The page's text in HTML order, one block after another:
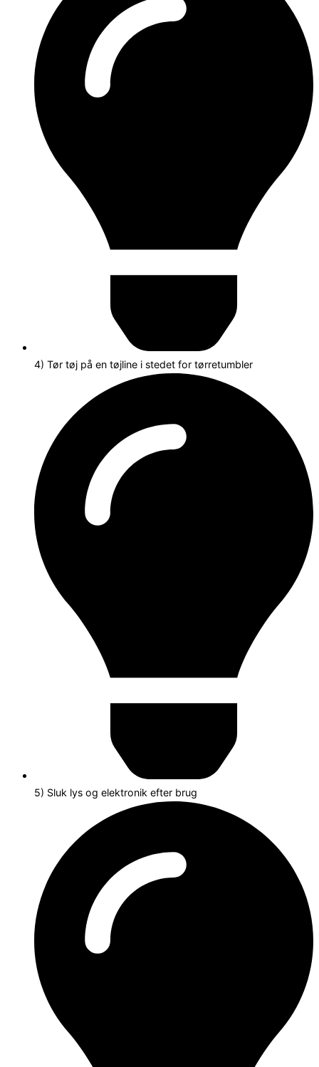
4) Tør tøj på en tøjline i stedet for tørretumbler
5) Sluk lys og elektronik efter brug